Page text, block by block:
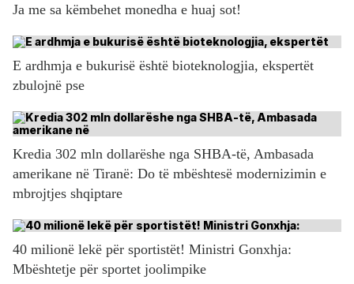
Ja me sa këmbehet monedha e huaj sot!
E ardhmja e bukurisë është bioteknologjia, ekspertët
zbulojnë pse
Kredia 302 mln dollarëshe nga SHBA-të, Ambasada
amerikane në Tiranë: Do të mbështesë modernizimin e
mbrojtjes shqiptare
40 milionë lekë për sportistët! Ministri Gonxhja:
Mbështetje për sportet joolimpike